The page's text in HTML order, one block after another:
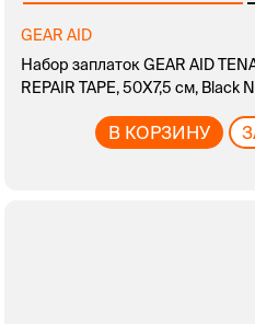
GEAR AID
Набор заплаток GEAR AID
REPAIR TAPE, 50Х7,5 см, Black
В КОРЗИНУ